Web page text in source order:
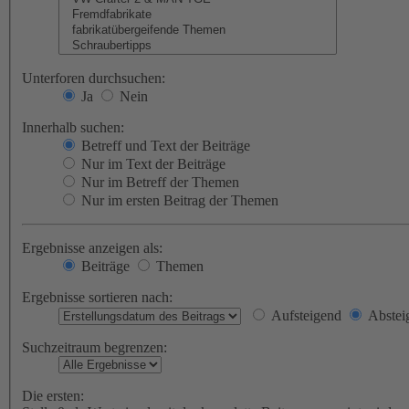
Unterforen durchsuchen:
Ja
Nein
Innerhalb suchen:
Betreff und Text der Beiträge
Nur im Text der Beiträge
Nur im Betreff der Themen
Nur im ersten Beitrag der Themen
Ergebnisse anzeigen als:
Beiträge
Themen
Ergebnisse sortieren nach:
Aufsteigend
Suchzeitraum begrenzen:
Die ersten: